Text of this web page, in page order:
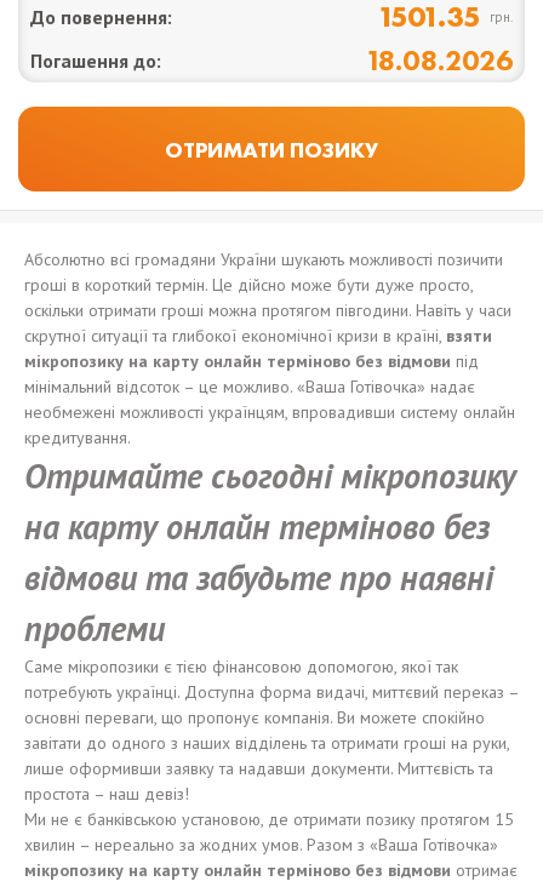
До повернення: 1501.35 грн.
Погашення до: 18.08.2026
Абсолютно всі громадяни України шукають можливості позичити
гроші в короткий термін. Це дійсно може бути дуже просто,
оскільки отримати гроші можна протягом півгодини. Навіть у часи
скрутної ситуації та глибокої економічної кризи в країні, взяти
мікропозику на карту онлайн терміново без відмови під
мінімальний відсоток – це можливо. «Ваша Готівочка» надає
необмежені можливості українцям, впровадивши систему онлайн
кредитування.
Отримайте сьогодні мікропозику
на карту онлайн терміново без
відмови та забудьте про наявні
проблеми
Саме мікропозики є тією фінансовою допомогою, якої так
потребують українці. Доступна форма видачі, миттєвий переказ –
основні переваги, що пропонує компанія. Ви можете спокійно
завітати до одного з наших відділень та отримати гроші на руки,
лише оформивши заявку та надавши документи. Миттєвість та
простота – наш девіз!
Ми не є банківською установою, де отримати позику протягом 15
хвилин – нереально за жодних умов. Разом з «Ваша Готівочка»
мікропозику на карту онлайн терміново без відмови отримає